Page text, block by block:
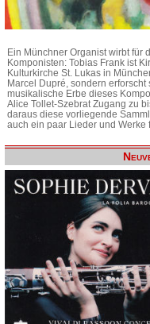
Ein Münchner Organist wirbt für
Komponisten: Tobias Frank ist
Kulturkirche St. Lukas in
Marcel Dupré, sondern
musikalische Erbe dieses
Alice Tollet-Szebrat Zugang zu
daraus diese vorliegende
auch ein paar Lieder und Werke